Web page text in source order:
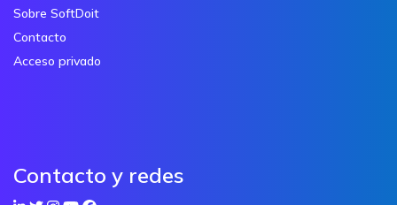
Sobre SoftDoit
Contacto
Acceso privado
Contacto y redes